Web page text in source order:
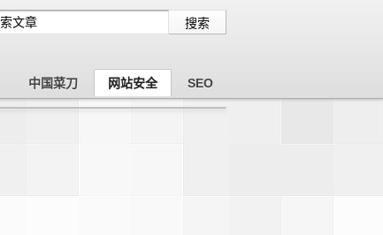
中国菜刀 网站安全 SEO